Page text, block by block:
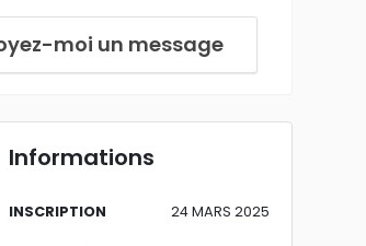
moi un message
Informations
INSCRIPTION 24 MARS 2025